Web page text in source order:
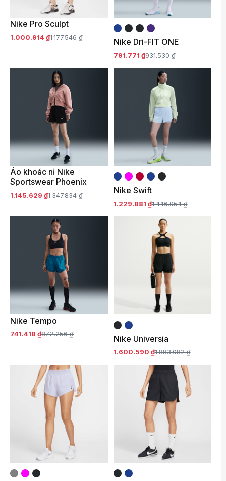
Nike Pro Sculpt
1.000.914 ₫1.177.546 ₫ Nike Dri-FIT ONE
791.771 ₫931.530 ₫
Áo khoác nỉ Nike
Sportswear Phoenix
1.145.629 ₫1.347.834 ₫ Nike Swift
1.229.881 ₫1.446.954 ₫
Nike Tempo
741.418 ₫872,256 ₫ Nike Universia
1.600.590 ₫1.883.082 ₫